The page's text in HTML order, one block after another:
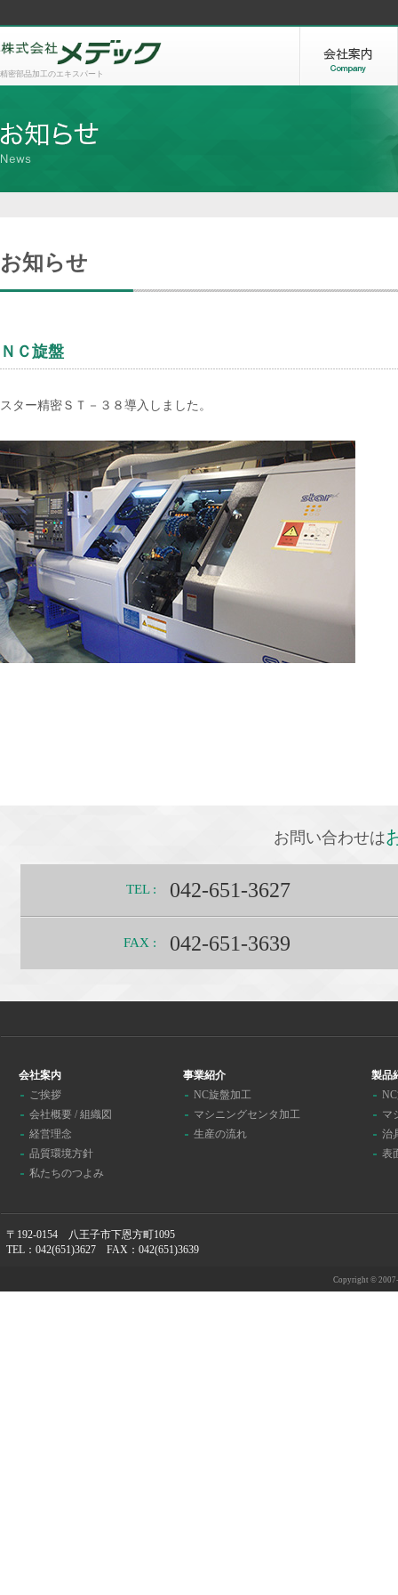
精密部品加工のエキスパート
お知らせ
ＮＣ旋盤
スター精密ＳＴ－３８導入しました。
お問い合わせは
TEL : 042-651-3627
FAX : 042-651-3639
会社案内
ご挨拶
会社概要 / 組織図
経営理念
品質環境方針
私たちのつよみ
事業紹介
NC旋盤加工
マシニングセンタ加工
生産の流れ
製品
マ
治
表
〒192-0154 八王子市下恩方町1095
TEL：042(651)3627 FAX：042(651)3639
Copyright © 2007-